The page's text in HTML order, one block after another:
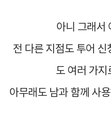
아니 그래서
전 다른 지점도 투어 신
도 여러 가
아무래도 남과 함께 사